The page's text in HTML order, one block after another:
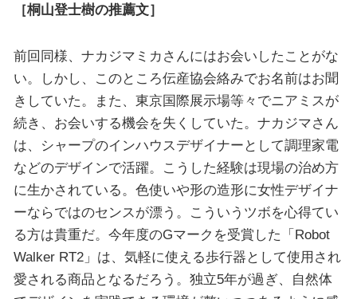
［桐山登士樹の推薦文］
前回同様、ナカジマミカさんにはお会いしたことがな
い。しかし、このところ伝産協会絡みでお名前はお聞
きしていた。また、東京国際展示場等々でニアミスが
続き、お会いする機会を失くしていた。ナカジマさん
は、シャープのインハウスデザイナーとして調理家電
などのデザインで活躍。こうした経験は現場の治め方
に生かされている。色使いや形の造形に女性デザイナ
ーならではのセンスが漂う。こういうツボを心得てい
る方は貴重だ。今年度のGマークを受賞した「Robot
Walker RT2」は、気軽に使える歩行器として使用され
愛される商品となるだろう。独立5年が過ぎ、自然体